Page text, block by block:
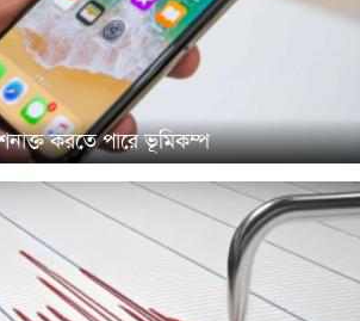
করতে পারে ভূমিকম্প